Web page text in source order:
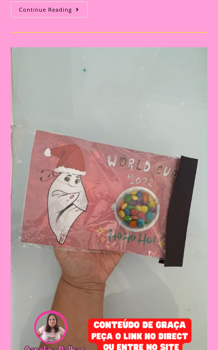
Continue Reading Conhecendo
Os
Da
Mudo